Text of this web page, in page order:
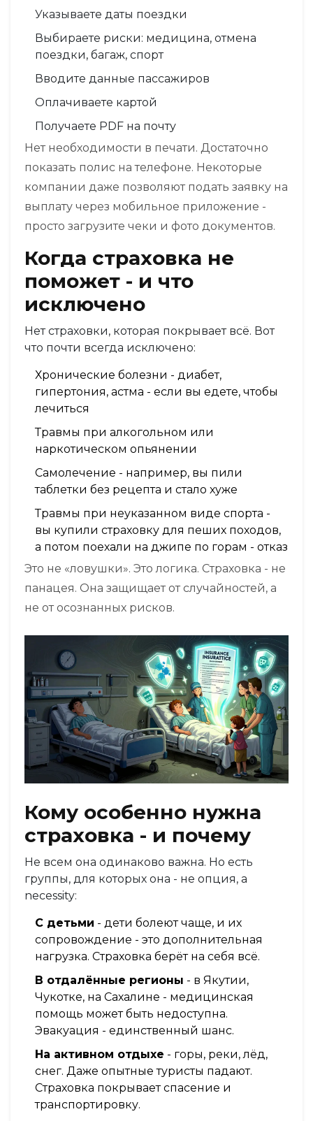
Указываете даты поездки
Выбираете риски: медицина, отмена
поездки, багаж, спорт
Вводите данные пассажиров
Оплачиваете картой
Получаете PDF на почту
Нет необходимости в печати. Достаточно
показать полис на телефоне. Некоторые
компании даже позволяют подать заявку на
выплату через мобильное приложение -
просто загрузите чеки и фото документов.
Когда страховка не
поможет - и что
исключено
Нет страховки, которая покрывает всё. Вот
что почти всегда исключено:
Хронические болезни - диабет,
гипертония, астма - если вы едете, чтобы
лечиться
Травмы при алкогольном или
наркотическом опьянении
Самолечение - например, вы пили
таблетки без рецепта и стало хуже
Травмы при неуказанном виде спорта -
вы купили страховку для пеших походов,
а потом поехали на джипе по горам - отказ
Это не «ловушки». Это логика. Страховка - не
панацея. Она защищает от случайностей, а
не от осознанных рисков.
Кому особенно нужна
страховка - и почему
Не всем она одинаково важна. Но есть
группы, для которых она - не опция, а
necessity:
С детьми - дети болеют чаще, и их
сопровождение - это дополнительная
нагрузка. Страховка берёт на себя всё.
В отдалённые регионы - в Якутии,
Чукотке, на Сахалине - медицинская
помощь может быть недоступна.
Эвакуация - единственный шанс.
На активном отдыхе - горы, реки, лёд,
снег. Даже опытные туристы падают.
Страховка покрывает спасение и
транспортировку.